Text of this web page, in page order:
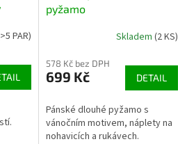
PAR)
pyžamo
Skladem(2 KS)
578 Kč bez DPH
699 Kč DETAIL
Pánské dlouhé pyžamo s
vánočním motivem, náplety na
nohavicích a rukávech.